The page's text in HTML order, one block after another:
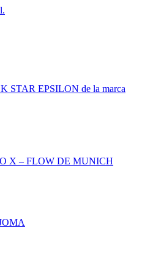
STAR EPSILON de la marca
X – FLOW DE MUNICH